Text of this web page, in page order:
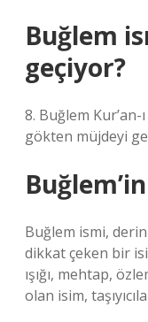
Buğlem
geçiyor?
8. Buğlem Kur’an-
gökten müjdeyi
Buğlem ismi, derin
dikkat çeken bir
ışığı, mehtap,
olan isim,